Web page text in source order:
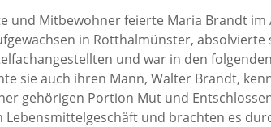
und Mitbewohner feierte Maria Brandt
in Rotthalmünster, absolvierte
und war in den
sie auch ihren Mann, Walter Brandt,
gehörigen Portion Mut und
Lebensmittelgeschäft und brachten es